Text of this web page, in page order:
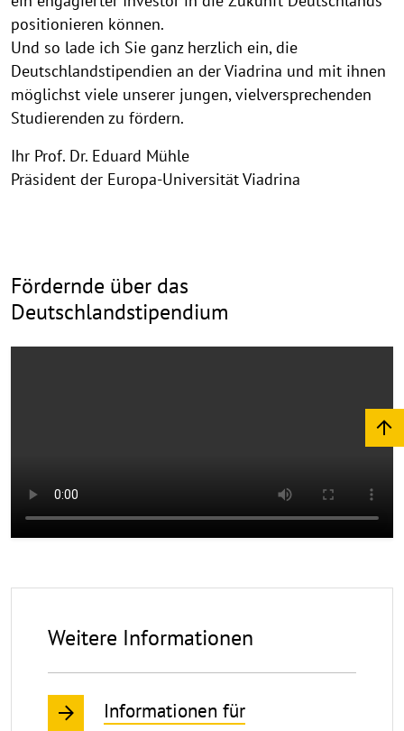
positionieren können.
Und so lade ich Sie ganz herzlich ein, die
Deutschlandstipendien an der Viadrina und mit ihnen
möglichst viele unserer jungen, vielversprechenden
Studierenden zu fördern.
Ihr Prof. Dr. Eduard Mühle
Präsident der Europa-Universität Viadrina
Fördernde über das
Deutschlandstipendium
Weitere Informationen
Informationen für